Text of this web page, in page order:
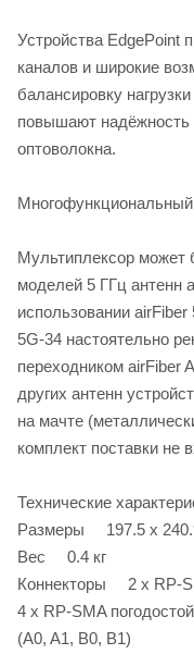
Устройства EdgePoint
каналов и широкие
балансировку
повышают надёжность
оптоволокна.
Мультиплексор может
моделей 5 ГГц антенн
использовании
5G-34 настоятельно
переходником airFiber
других антенн
на мачте
комплект поставки не
Технические
Размеры 197.5 x
Вес 0.4 кг
Коннекторы 2 х RP-
4 х RP-SMA
(A0, A1, B0, B1)